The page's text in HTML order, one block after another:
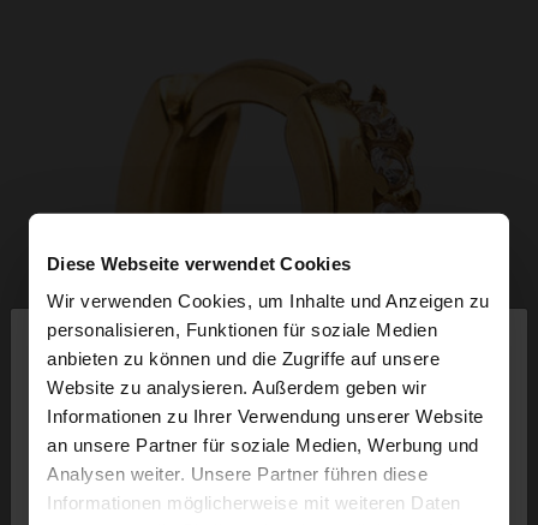
Diese Webseite verwendet Cookies
Wir verwenden Cookies, um Inhalte und Anzeigen zu
personalisieren, Funktionen für soziale Medien
anbieten zu können und die Zugriffe auf unsere
Website zu analysieren. Außerdem geben wir
Informationen zu Ihrer Verwendung unserer Website
an unsere Partner für soziale Medien, Werbung und
Analysen weiter. Unsere Partner führen diese
Informationen möglicherweise mit weiteren Daten
hallo
Sie greifen von Luxembourg auf die Website zu.
Möchten Sie unsere United States Website